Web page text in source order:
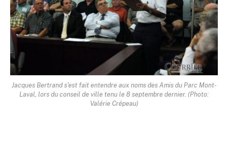
Jacques Bertrand s'est fait entendre aux noms des Amis du Parc Mont-
Laval, lors du conseil de ville tenu le 8 septembre dernier. (Photo:
Valérie Crépeau)